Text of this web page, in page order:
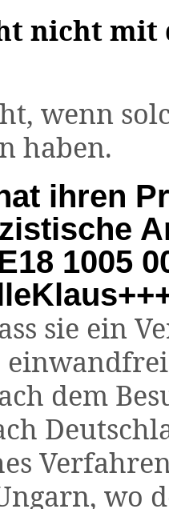
nicht mit
wenn
haben.
ihren
1005
sie ein
dem
wo